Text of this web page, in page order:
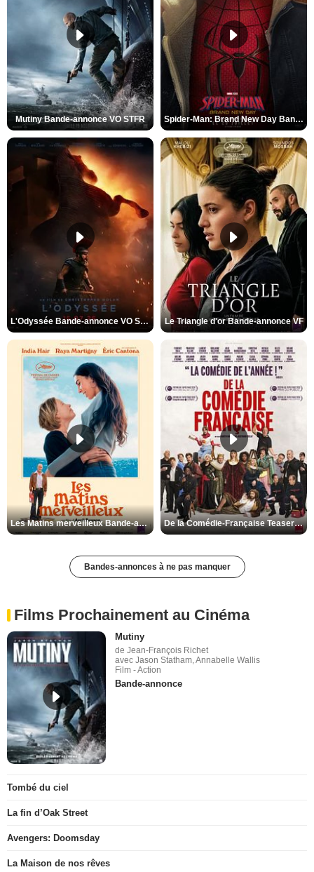
Mutiny Bande-annonce VO STFR Spider-Man: Brand New Day Bande-annonce VO STFR
L'Odyssée Bande-annonce VO STFR Le Triangle d'or Bande-annonce VF
Les Matins merveilleux Bande-annonce VF De la Comédie-Française Teaser VF
Bandes-annonces à ne pas manquer
Films Prochainement au Cinéma
Mutiny
de Jean-François Richet
avec Jason Statham, Annabelle Wallis
Film - Action
Bande-annonce
Tombé du ciel
La fin d’Oak Street
Avengers: Doomsday
La Maison de nos rêves